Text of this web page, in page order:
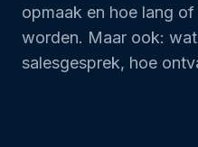
opmaak en hoe lang
worden. Maar ook:
salesgesprek, hoe